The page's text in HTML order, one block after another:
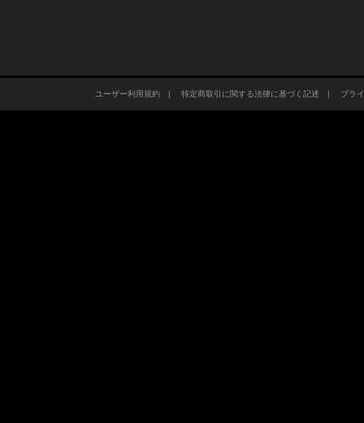
ユーザー利用規約| 特定商取引に関する法律に基づく記述 | プラ